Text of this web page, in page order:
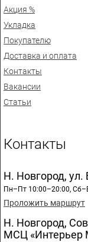
Акция %
Укладка
Покупателю
Доставка и оплата
Контакты
Вакансии
Статьи
Контакты
Н. Новгород, ул.
Пн–Пт 10:00–20:00,
Проложить маршрут
Н. Новгород,
МСЦ «Интерьер